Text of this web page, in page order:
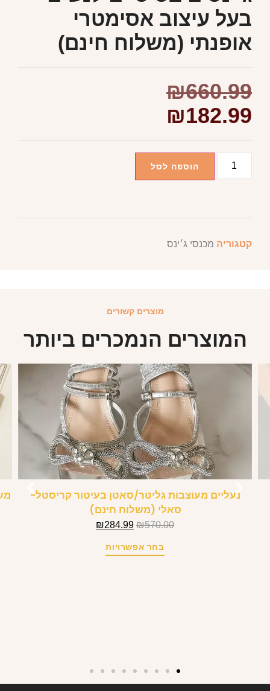
בעל עיצוב אסימטרי
אופנתי (משלוח חינם)
₪660.99
₪182.99
הוספה לסל
קטגוריה מכנסי ג׳ינס
מוצרים קשורים
המוצרים הנמכרים ביותר
נעליים מעוצבות גליטר/סאטן בעיטור קריסטל-
סאלי (משלוח חינם)
₪570.00
₪284.99
בחר אפשרויות